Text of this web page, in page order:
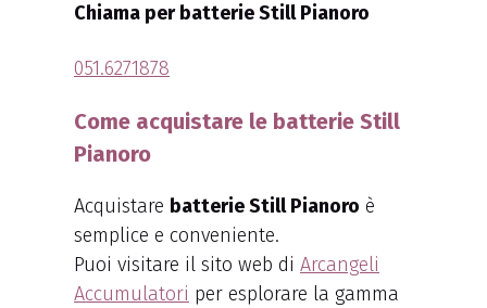
Chiama per batterie Still Pianoro
051.6271878
Come acquistare le batterie Still
Pianoro
Acquistare batterie Still Pianoro è
semplice e conveniente.
Puoi visitare il sito web di Arcangeli
Accumulatori per esplorare la gamma